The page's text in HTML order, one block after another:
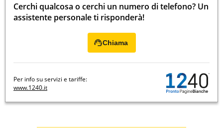
Cerchi qualcosa o cerchi un numero di telefono? Un
assistente personale ti risponderà!
Chiama
Per info su servizi e tariffe:
www.1240.it